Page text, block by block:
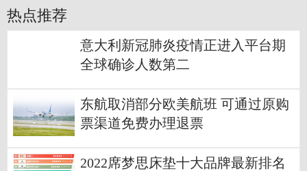
热点推荐
意大利新冠肺炎疫情正进入平台期
全球确诊人数第二
东航取消部分欧美航班 可通过原购
票渠道免费办理退票
2022席梦思床垫十大品牌最新排名